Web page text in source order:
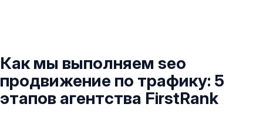
Как мы выполняем seo
продвижение по трафику: 5
этапов агентства FirstRank